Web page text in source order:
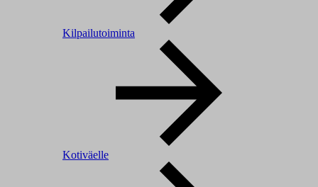
Kilpailutoiminta
Kotiväelle